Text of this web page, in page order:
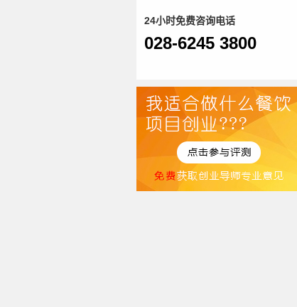
24小时免费咨询电话
028-6245 3800